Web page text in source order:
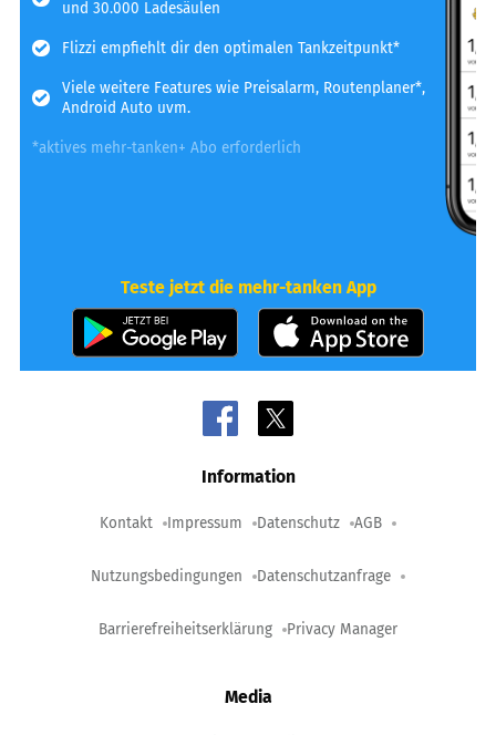
und 30.000 Ladesäulen
Flizzi empfiehlt dir den optimalen Tankzeitpunkt*
Viele weitere Features wie Preisalarm, Routenplaner*,
Android Auto uvm.
*aktives mehr-tanken+ Abo erforderlich
Teste jetzt die mehr-tanken App
Information
Kontakt Impressum Datenschutz AGB
Nutzungsbedingungen Datenschutzanfrage
Barrierefreiheitserklärung Privacy Manager
Media